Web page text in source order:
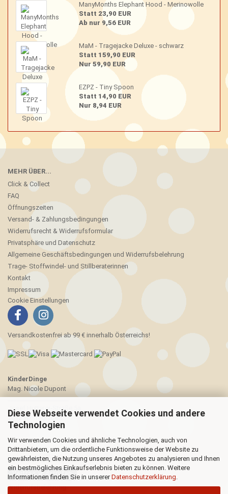
Diese Webseite verwendet Cookies und andere
Technologien
Wir verwenden Cookies und ähnliche Technologien, auch von
Drittanbietern, um die ordentliche Funktionsweise der Website zu
gewährleisten, die Nutzung unseres Angebotes zu analysieren und Ihnen
ein bestmögliches Einkaufserlebnis bieten zu können. Weitere
Informationen finden Sie in unsererDatenschutzerklärung.
ManyMonths Elephant Hood - Merinowolle
Statt 23,90 EUR
Ab nur 9,56 EUR
MaM - Tragejacke Deluxe - schwarz
Statt 159,90 EUR
Nur 59,90 EUR
EZPZ - Tiny Spoon
Statt 14,90 EUR
Nur 8,94 EUR
MEHR ÜBER...
Click & Collect
FAQ
Öffnungszeiten
Versand- & Zahlungsbedingungen
Widerrufsrecht & Widerrufsformular
Privatsphäre und Datenschutz
Allgemeine Geschäftsbedingungen und Widerrufsbelehrung
Trage- Stoffwindel- und Stillberaterinnen
Kontakt
Impressum
Cookie Einstellungen
Versandkostenfrei ab 99 € innerhalb Österreichs!
KinderDinge
Mag. Nicole Dupont
____________________
Josef Hutterer-Straße 5a
3012 Wolfsgraben
WIDERRUFSRECHT
Vertrag widerrufen
Widerrufsbelehrung